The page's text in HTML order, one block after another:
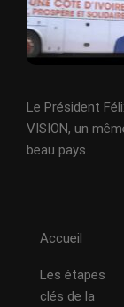
Le Président
VISION, un
beau pays.
Accueil
Les étapes
clés de la